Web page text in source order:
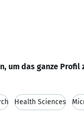
um das ganze Profil
Health Sciences